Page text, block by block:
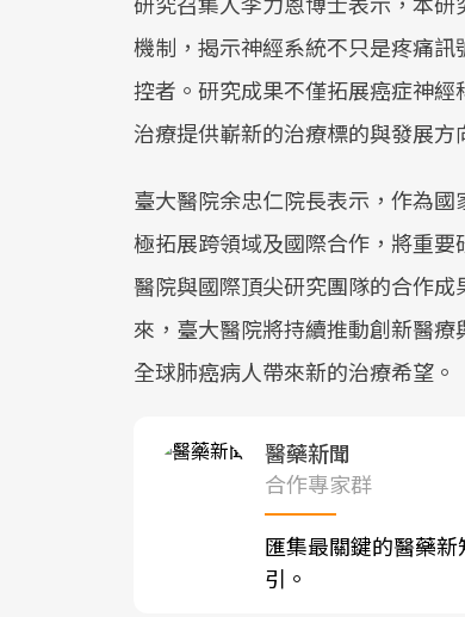
機制，揭示神經系統不只是疼痛
控者。研究成果不僅拓展癌症神
治療提供嶄新的治療標的與發展方
臺大醫院余忠仁院長表示，作為
極拓展跨領域及國際合作，將重
醫院與國際頂尖研究團隊的合作
來，臺大醫院將持續推動創新醫
全球肺癌病人帶來新的治療希望。
醫藥新聞
合作專家群
匯集最關鍵的醫藥
引。